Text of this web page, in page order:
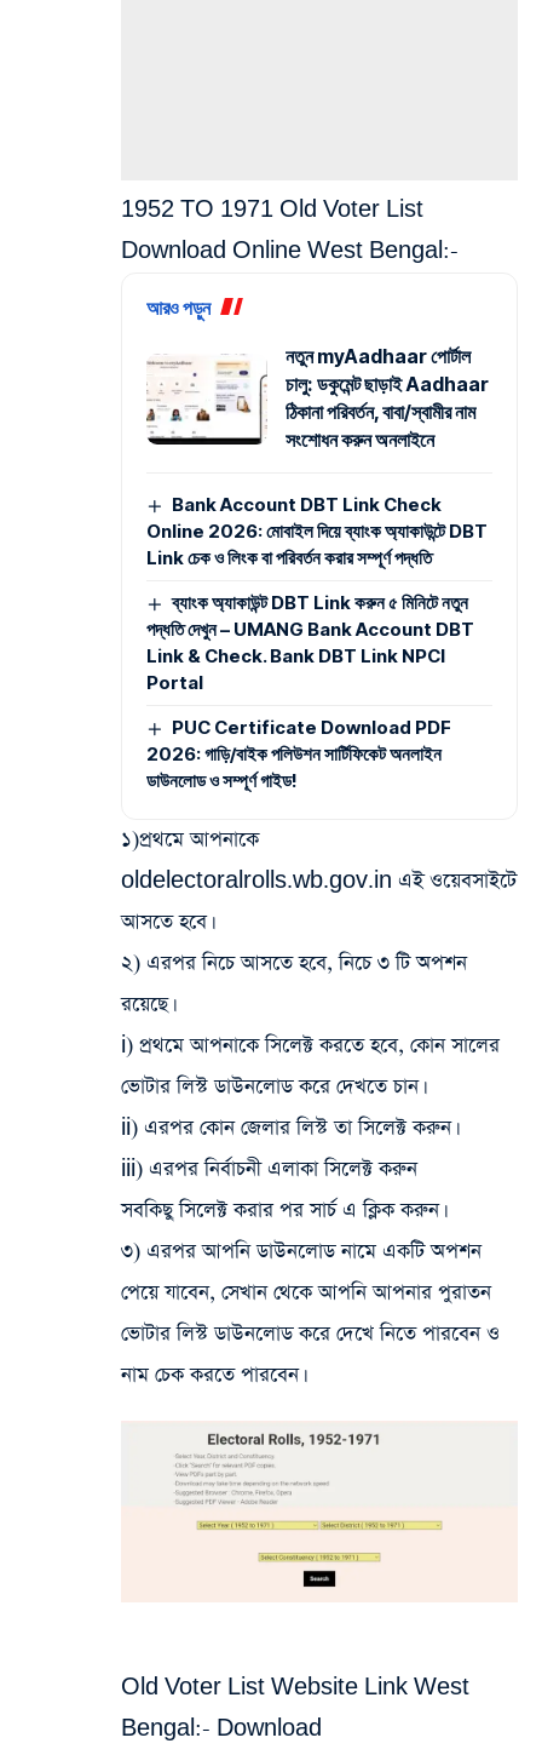
1952 TO 1971 Old Voter List
Download Online West Bengal:-
আরও পড়ুন
নতুন myAadhaar পোর্টাল
চালু: ডকুমেন্ট ছাড়াই Aadhaar
ঠিকানা পরিবর্তন, বাবা/স্বামীর নাম
সংশোধন করুন অনলাইনে
Bank Account DBT Link Check
Online 2026: মোবাইল দিয়ে ব্যাংক অ্যাকাউন্টে DBT
Link চেক ও লিংক বা পরিবর্তন করার সম্পূর্ণ পদ্ধতি
ব্যাংক অ্যাকাউন্ট DBT Link করুন ৫ মিনিটে নতুন
পদ্ধতি দেখুন – UMANG Bank Account DBT
Link & Check. Bank DBT Link NPCI
Portal
PUC Certificate Download PDF
2026: গাড়ি/বাইক পলিউশন সার্টিফিকেট অনলাইন
ডাউনলোড ও সম্পূর্ণ গাইড!
১)প্রথমে আপনাকে
oldelectoralrolls.wb.gov.in এই ওয়েবসাইটে
আসতে হবে।
২) এরপর নিচে আসতে হবে, নিচে ৩ টি অপশন
রয়েছে।
i) প্রথমে আপনাকে সিলেক্ট করতে হবে, কোন সালের
ভোটার লিস্ট ডাউনলোড করে দেখতে চান।
ii) এরপর কোন জেলার লিস্ট তা সিলেক্ট করুন।
iii) এরপর নির্বাচনী এলাকা সিলেক্ট করুন
সবকিছু সিলেক্ট করার পর সার্চ এ ক্লিক করুন।
৩) এরপর আপনি ডাউনলোড নামে একটি অপশন
পেয়ে যাবেন, সেখান থেকে আপনি আপনার পুরাতন
ভোটার লিস্ট ডাউনলোড করে দেখে নিতে পারবেন ও
নাম চেক করতে পারবেন।
Old Voter List Website Link West
Bengal:- Download